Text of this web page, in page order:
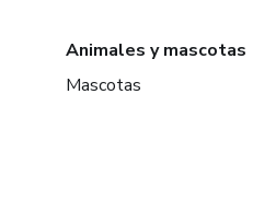
Animales y mascotas
Mascotas